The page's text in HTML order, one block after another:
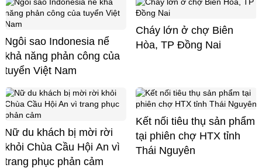
Ngôi sao Indonesia nể
khả năng phản công của
tuyển Việt Nam
Cháy lớn ở chợ Biên
Hòa, TP Đồng Nai
Nữ du khách bị mời rời
khỏi Chùa Cầu Hội An vì
trang phục phản cảm
Kết nối tiêu thụ sản phẩm
tại phiên chợ HTX tỉnh
Thái Nguyên